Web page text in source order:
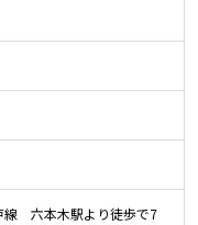
六本木駅より徒歩で7